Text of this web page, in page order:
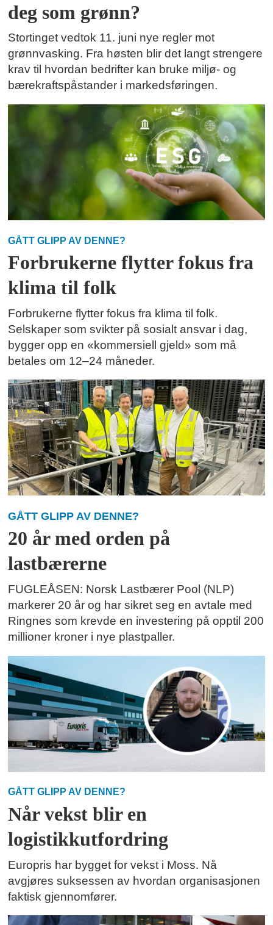
deg som grønn?
Stortinget vedtok 11. juni nye regler mot
grønnvasking. Fra høsten blir det langt strengere
krav til hvordan bedrifter kan bruke miljø- og
bærekraftspåstander i markedsføringen.
GÅTT GLIPP AV DENNE?
Forbrukerne flytter fokus fra
klima til folk
Forbrukerne flytter fokus fra klima til folk.
Selskaper som svikter på sosialt ansvar i dag,
bygger opp en «kommersiell gjeld» som må
betales om 12–24 måneder.
GÅTT GLIPP AV DENNE?
20 år med orden på
lastbærerne
FUGLEÅSEN: Norsk Lastbærer Pool (NLP)
markerer 20 år og har sikret seg en avtale med
Ringnes som krevde en investering på opptil 200
millioner kroner i nye plastpaller.
GÅTT GLIPP AV DENNE?
Når vekst blir en
logistikkutfordring
Europris har bygget for vekst i Moss. Nå
avgjøres suksessen av hvordan organisasjonen
faktisk gjennomfører.